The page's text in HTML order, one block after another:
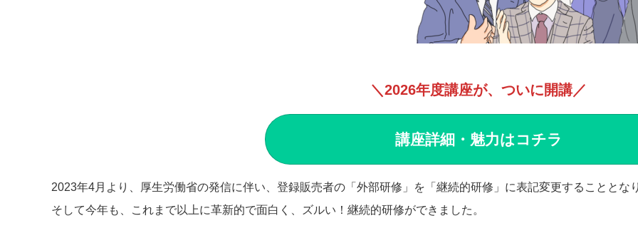
＼2026年度講座が、ついに開講／
講座詳細・魅力はコチラ
2023年4月より、厚生労働省の発信に伴い、登録販売者の「外部研修」を「継続的研修」に表記変更することとな
そして今年も、これまで以上に革新的で面白く、ズルい！継続的研修ができました。